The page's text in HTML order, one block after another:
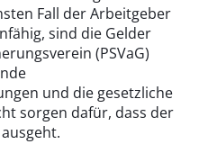
Fall der Arbeitgeber
sind die Gelder
(PSVaG)
und die gesetzliche
sorgen dafür, dass der